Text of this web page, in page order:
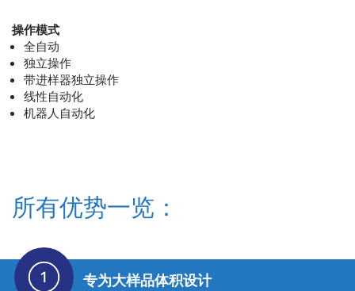
操作模式
全自动
独立操作
带进样器独立操作
线性自动化
机器人自动化
所有优势一览：
专为大样品体积设计